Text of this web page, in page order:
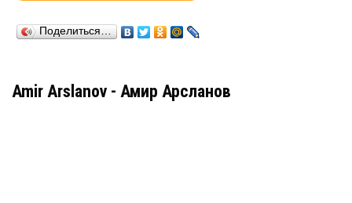
Поделиться…
Amir Arslanov - Амир Арсланов